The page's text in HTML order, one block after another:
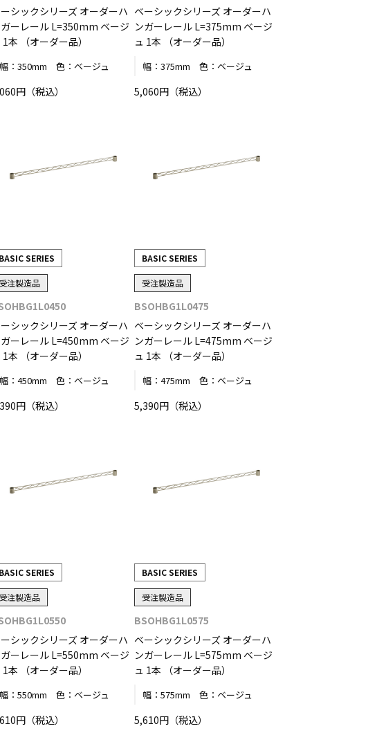
シックシリーズ オーダーハ
ーレール L=350mm ベージ
1本 （オーダー品）
幅： 350mm 色： ベージュ
円（税込）
ベーシックシリーズ オーダーハ
ンガーレール L=375mm ベージ
ュ 1本 （オーダー品）
幅： 375mm 色： ベージュ
5,060円（税込）
BASIC SERIES
受注製造品
シックシリーズ オーダーハ
ーレール L=450mm ベージ
1本 （オーダー品）
幅： 450mm 色： ベージュ
円（税込）
BASIC SERIES
受注製造品
BSOHBG1L0475
ベーシックシリーズ オーダーハ
ンガーレール L=475mm ベージ
ュ 1本 （オーダー品）
幅： 475mm 色： ベージュ
5,390円（税込）
BASIC SERIES
受注製造品
シックシリーズ オーダーハ
ーレール L=550mm ベージ
1本 （オーダー品）
幅： 550mm 色： ベージュ
円（税込）
BASIC SERIES
受注製造品
BSOHBG1L0575
ベーシックシリーズ オーダーハ
ンガーレール L=575mm ベージ
ュ 1本 （オーダー品）
幅： 575mm 色： ベージュ
5,610円（税込）